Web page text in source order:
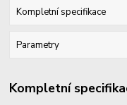
Kompletní specifikace
Parametry
Kompletní